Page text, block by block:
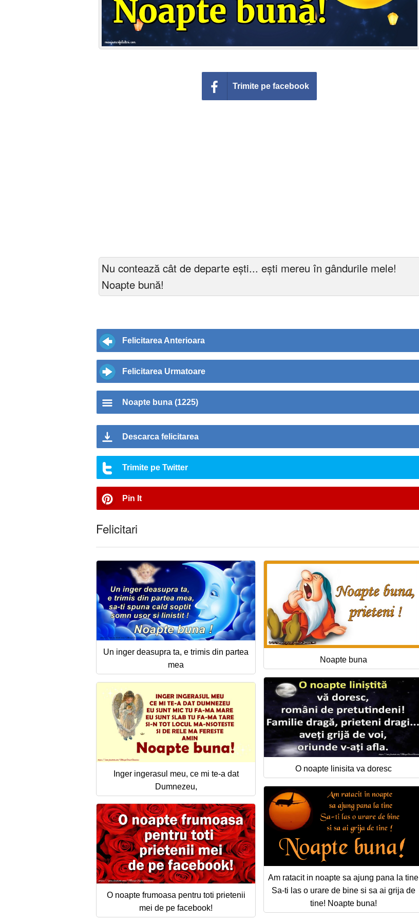
Trimite pe facebook
Nu contează cât de departe ești... ești mereu în gândurile mele!
Noapte bună!
Felicitarea Anterioara
Felicitarea Urmatoare
Noapte buna (1225)
Descarca felicitarea
Trimite pe Twitter
Pin It
Felicitari
Un inger deasupra ta, e trimis din partea
mea
Noapte buna
O noapte linisita va doresc
Inger ingerasul meu, ce mi te-a dat
Dumnezeu,
Am ratacit in noapte sa ajung pana la tine
Sa-ti las o urare de bine si sa ai grija de
tine! Noapte buna!
O noapte frumoasa pentru toti prietenii
mei de pe facebook!